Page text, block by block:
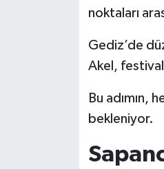
noktaları
Gediz’de
Akel, festival
Bu adımın,
bekleniyor.